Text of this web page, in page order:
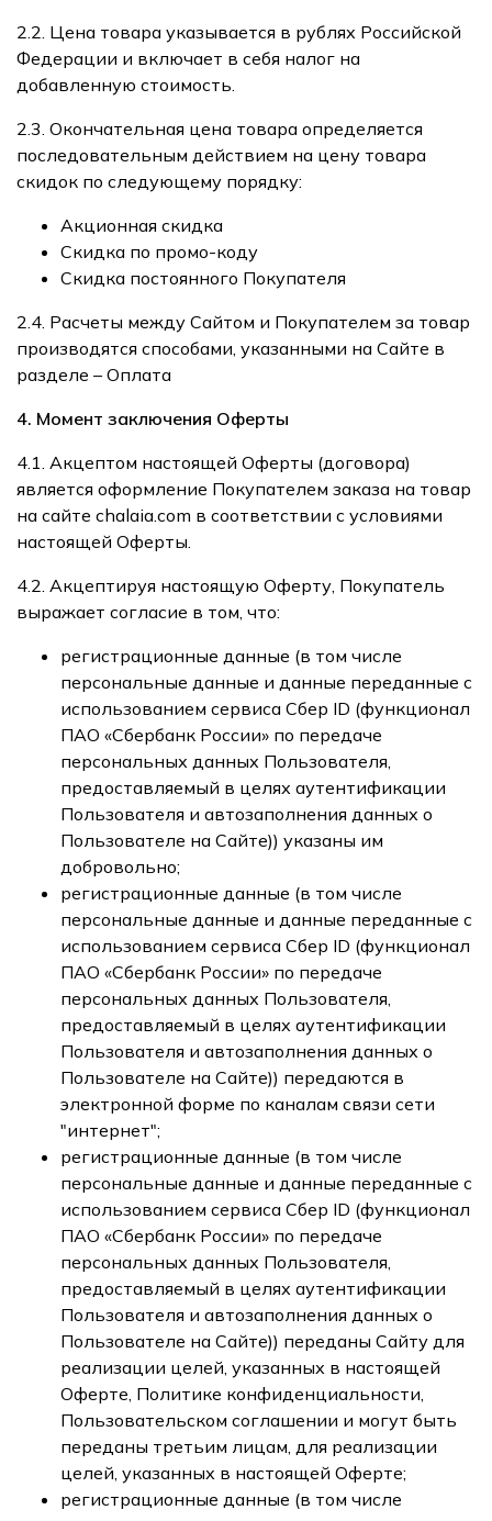
2.2. Цена товара указывается в рублях Российской
Федерации и включает в себя налог на
добавленную стоимость.
2.3. Окончательная цена товара определяется
последовательным действием на цену товара
скидок по следующему порядку:
Акционная скидка
Скидка по промо-коду
Скидка постоянного Покупателя
2.4. Расчеты между Сайтом и Покупателем за товар
производятся способами, указанными на Сайте в
разделе – Оплата
4. Момент заключения Оферты
4.1. Акцептом настоящей Оферты (договора)
является оформление Покупателем заказа на товар
на сайте chalaia.com в соответствии с условиями
настоящей Оферты.
4.2. Акцептируя настоящую Оферту, Покупатель
выражает согласие в том, что:
регистрационные данные (в том числе
персональные данные и данные переданные с
использованием сервиса Сбер ID (функционал
ПАО «Сбербанк России» по передаче
персональных данных Пользователя,
предоставляемый в целях аутентификации
Пользователя и автозаполнения данных о
Пользователе на Сайте)) указаны им
добровольно;
регистрационные данные (в том числе
персональные данные и данные переданные с
использованием сервиса Сбер ID (функционал
ПАО «Сбербанк России» по передаче
персональных данных Пользователя,
предоставляемый в целях аутентификации
Пользователя и автозаполнения данных о
Пользователе на Сайте)) передаются в
электронной форме по каналам связи сети
"интернет";
регистрационные данные (в том числе
персональные данные и данные переданные с
использованием сервиса Сбер ID (функционал
ПАО «Сбербанк России» по передаче
персональных данных Пользователя,
предоставляемый в целях аутентификации
Пользователя и автозаполнения данных о
Пользователе на Сайте)) переданы Сайту для
реализации целей, указанных в настоящей
Оферте, Политике конфиденциальности,
Пользовательском соглашении и могут быть
переданы третьим лицам, для реализации
целей, указанных в настоящей Оферте;
регистрационные данные (в том числе